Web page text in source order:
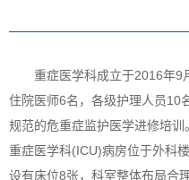
重症医学科成立于2016年9
住院医师6名，各级护理人员10
规范的危重症监护医学进修培训。
重症医学科(ICU)病房位于外科
设有床位8张，科室整体布局合